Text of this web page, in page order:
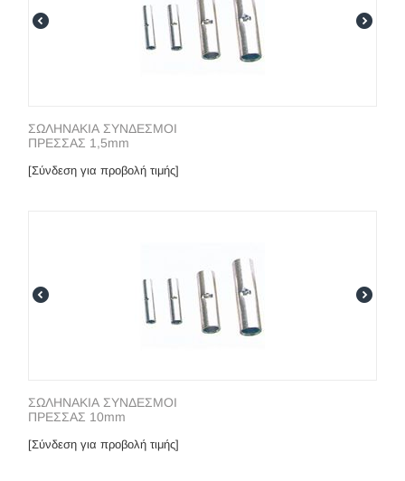
ΣΩΛΗΝΑΚΙΑ ΣΥΝΔΕΣΜΟΙ
ΠΡΕΣΣΑΣ 1,5mm
[Σύνδεση για προβολή τιμής]
ΣΩΛΗΝΑΚΙΑ ΣΥΝΔΕΣΜΟΙ
ΠΡΕΣΣΑΣ 10mm
[Σύνδεση για προβολή τιμής]